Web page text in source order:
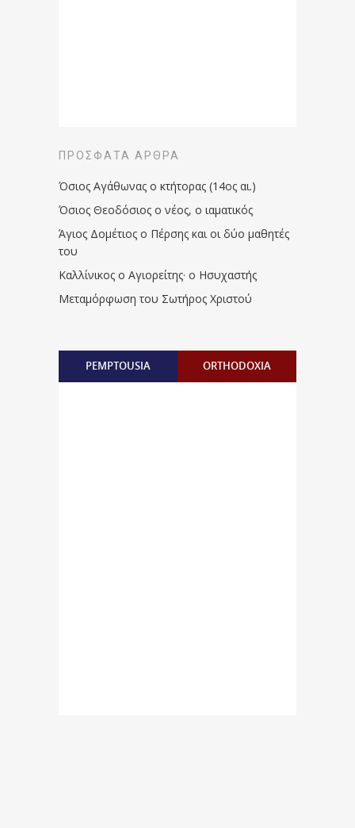
ΠΡΌΣΦΑΤΑ ΆΡΘΡΑ
Όσιος Αγάθωνας ο κτήτορας (14ος αι.)
Όσιος Θεοδόσιος ο νέος, ο ιαματικός
Άγιος Δομέτιος ο Πέρσης και οι δύο μαθητές
του
Καλλίνικος ο Αγιορείτης · ο Ησυχαστής
Μεταμόρφωση του Σωτήρος Χριστού
PEMPTOUSIA ORTHODOXIA